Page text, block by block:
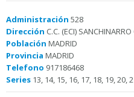
Administración 528
Dirección C.C. (ECI)
Población MADRID
Provincia MADRID
Telefono 917186468
Series 13, 14, 15, 16, 17, 18, 19, 20,